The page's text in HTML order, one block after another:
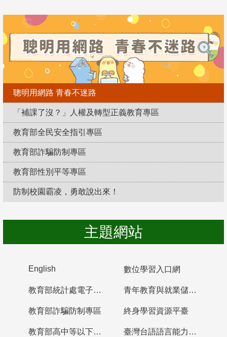
聰明用網路 青春不迷路
「補課了沒？」人權及轉型正義教育專區
教育部全民安全指引專區
教育部詐騙防制專區
教育部性別平等專區
防制校園霸凌，勇敢說出來！
主題網站
English 數位學習入口網
教育部統計處電子書櫃 青年教育與就業儲蓄帳戶
教育部詐騙防制專區 終身學習資源平臺
教育部高中等以下學校及幼兒園教師資格檢定考試 臺灣台語語言能力認證網站